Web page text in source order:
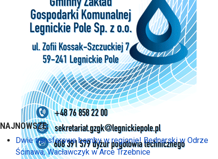
NAJNOWSZE:
Dwie transferowe bomby w regionie! Bednarski w Odrze
Ścinawa, Wacławczyk w Arce Trzebnice